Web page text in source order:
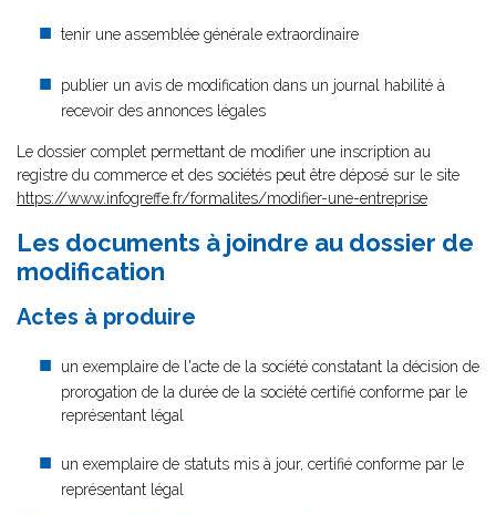
tenir une assemblée générale extraordinaire
publier un avis de modification dans un journal habilité à
recevoir des annonces légales
Le dossier complet permettant de modifier une inscription au
registre du commerce et des sociétés peut être déposé sur le site
https://www.infogreffe.fr/formalites/modifier-une-entreprise
Les documents à joindre au dossier de
modification
Actes à produire
un exemplaire de l'acte de la société constatant la décision de
prorogation de la durée de la société certifié conforme par le
représentant légal
un exemplaire de statuts mis à jour, certifié conforme par le
représentant légal